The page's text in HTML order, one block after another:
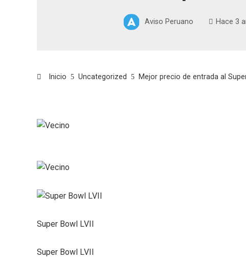
Aviso Peruano Hace 3
Inicio Uncategorized Mejor precio de entrada al
Super Bowl LVII
Super Bowl LVII